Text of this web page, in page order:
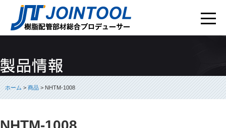
ホーム>商品> NHTM-1008